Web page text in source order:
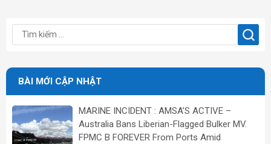
BÀI MỚI CẬP NHẬT
MARINE INCIDENT : AMSA’S ACTIVE –
Australia Bans Liberian-Flagged Bulker MV.
FPMC B FOREVER From Ports Amid